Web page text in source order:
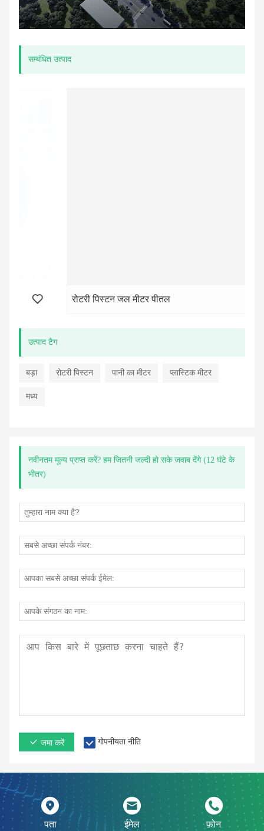
सम्बंधित उत्पाद
रोटरी पिस्टन जल मीटर पीतल
उत्पाद टैग
बड़ा रोटरी पिस्टन पानी का मीटर प्लास्टिक मीटर
मध्य
नवीनतम मूल्य प्राप्त करें? हम जितनी जल्दी हो सके जवाब देंगे (12 घंटे के
भीतर)
जमा करें गोपनीयता नीति
पता ईमेल फ़ोन